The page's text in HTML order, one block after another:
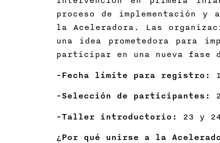
proceso de implementación
la Aceleradora. Las
una idea prometedora para
participar en una nueva fase
-Fecha límite para registro:
-Selección de participantes:
-Taller introductorio: 23 y
¿Por qué unirse a la